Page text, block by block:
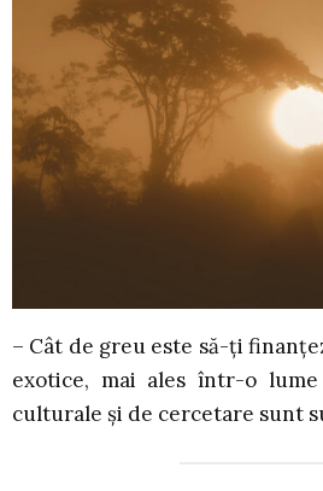
– Cât de greu este să-ți
exotice, mai ales într-o
culturale și de cercetare sunt